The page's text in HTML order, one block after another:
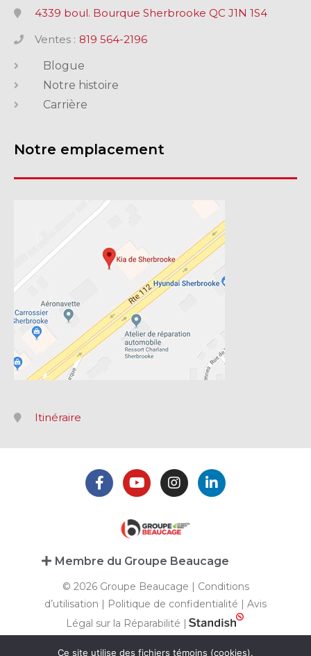
4339 boul. Bourque Sherbrooke QC J1N 1S4
Ventes : 819 564-2196
Blogue
Notre histoire
Carrière
Notre emplacement
Itinéraire
Membre du Groupe Beaucage
© 2026 Groupe Beaucage | Conditions
d’utilisation
Politique de confidentialité
Avis
Légal sur la Réparabilité
Ce site utilise des fichiers témoins (cookies).